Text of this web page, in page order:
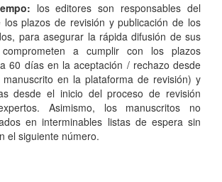
los editores son responsables del
los plazos de revisión y publicación de los
para asegurar la rápida difusión de sus
a cumplir con los plazos
60 días en la aceptación / rechazo desde
en la plataforma de revisión) y
desde el inicio del proceso de revisión
Asimismo, los manuscritos no
en interminables listas de espera sin
el siguiente número.